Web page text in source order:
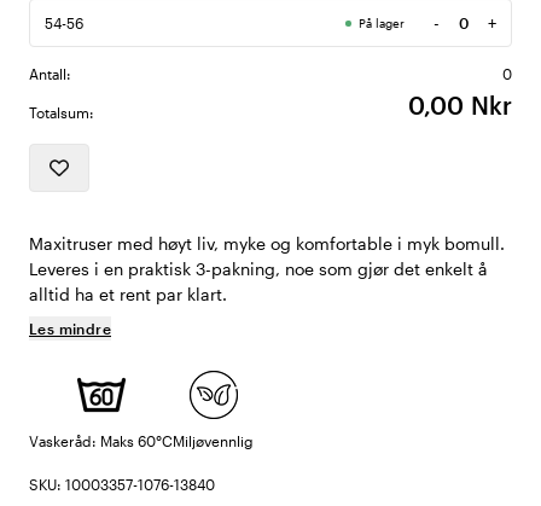
54-56 På lager -
Antall
+
Antall: 0
Totalsum: 0,00 Nkr
Maxitruser med høyt liv, myke og komfortable i myk bomull.
Leveres i en praktisk 3-pakning, noe som gjør det enkelt å
alltid ha et rent par klart.
Les mindre
Vaskeråd: Maks 60°CMiljøvennlig
SKU: 10003357-1076-13840